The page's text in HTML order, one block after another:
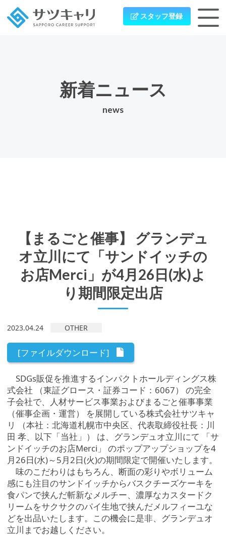
スタッフ登録
新着ニュース
news
【まるごと催事】 グランデュ
オ立川にて「サンドイッチの
お店Merci」が4月26日(水)よ
り期間限定出店
2023.04.24 OTHER
[ファイルダウンロード]
SDGs販促を推進するインパクトホールディングス株
式会社 （東証グロース・証券コード：6067） の完全
子会社で、人材サービス事業およびまるごと催事事業
（催事企画・運営） を展開している株式会社サツキャ
リ （本社：北海道札幌市中央区、代表取締役社長：川
田 孝、以下「当社」） は、グランデュオ立川にて 「サ
ンドイッチのお店Merci」 のポップアップショップを4
月26日(水)～5月2日(火)の期間限定で開催いたします。
味のこだわりはもちろん、断面の彩りやボリューム
感にも注目のサンドイッチからバスクチーズケーキを
食パンで挟んだ斬新なメルチー、濃厚なカスタードク
リームをサクサクのパイ生地で挟んだメルフィーユな
どを出品いたします。この機会に是非、グランデュオ
立川までお越しください。